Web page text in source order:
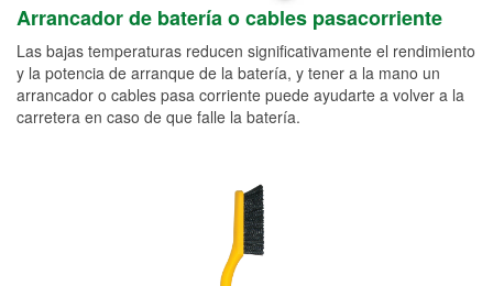
Arrancador de batería o cables pasacorriente
Las bajas temperaturas reducen significativamente el rendimiento
y la potencia de arranque de la batería, y tener a la mano un
arrancador o cables pasa corriente puede ayudarte a volver a la
carretera en caso de que falle la batería.